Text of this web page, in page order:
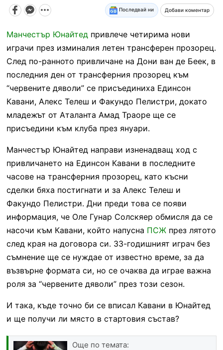
Последвай ни Добави коментар
Манчестър Юнайтедпривлече четирима нови
играчи през изминалия летен трансферен прозорец.
След по-ранното привличане на Дони ван де Беек, в
последния ден от трансферния прозорец към
“червените дяволи” се присъединиха Единсон
Кавани, Алекс Телеш и Факундо Пелистри, докато
младежът от Аталанта Амад Траоре ще се
присъедини към клуба през януари.
Манчестър Юнайтед направи изненадващ ход с
привличането на Единсон Кавани в последните
часове на трансферния прозорец, като късни
сделки бяха постигнати и за Алекс Телеш и
Факундо Пелистри. Дни преди това се появи
информация, че Оле Гунар Солскяер обмисля да се
насочи към Кавани, който напусна ПСЖпрез лятото
след края на договора си. 33-годишният играч без
съмнение ще се нуждае от известно време, за да
възвърне формата си, но се очаква да играе важна
роля за “червените дяволи” през този сезон.
И така, къде точно би се вписал Кавани в Юнайтед
и ще получи ли място в стартовия състав?
Още по темата: